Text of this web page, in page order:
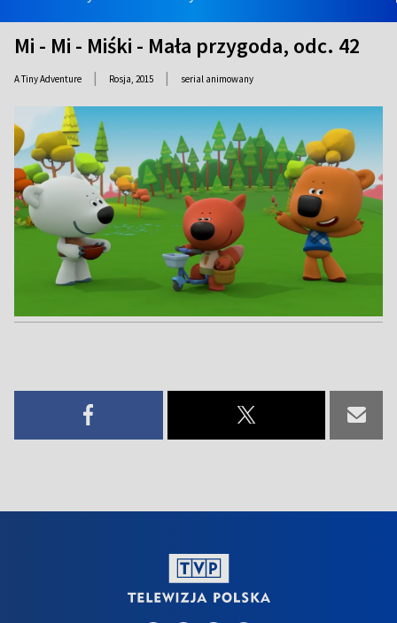
Mi - Mi - Miśki - Mała przygoda, odc. 42
A Tiny Adventure | Rosja, 2015 | serial animowany